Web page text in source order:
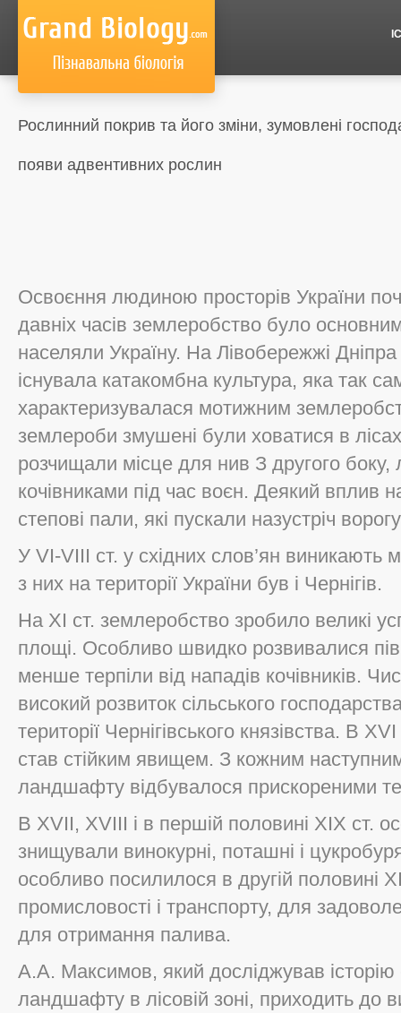
Рослинний покрив та його зміни, зумовлені
появи адвентивних рослин
Освоєння людиною просторів України
давніх часів землеробство було
населяли Україну. На Лівобережжі Дніпра
існувала катакомбна культура, яка так
характеризувалася мотижним
землероби змушені були ховатися в
розчищали місце для нив З другого боку,
кочівниками під час воєн. Деякий вплив
степові пали, які пускали назустріч
У VІ-VIII ст. у східних слов’ян виникають
з них на території України був і Чернігів.
На XI ст. землеробство зробило великі
площі. Особливо швидко розвивалися
менше терпіли від нападів кочівників.
високий розвиток сільського
території Чернігівського князівства. В
став стійким явищем. З кожним
ландшафту відбувалося прискореними
В ХVII, ХVIII і в першій половині XIX ст.
знищували винокурні, поташні і
особливо посилилося в другій половині
промисловості і транспорту, для
для отримання палива.
А.А. Максимов, який досліджував історію
ландшафту в лісовій зоні, приходить до